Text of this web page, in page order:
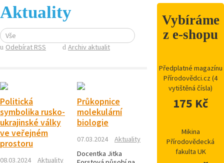
Aktuality
Vše
Odebírat RSS
Archiv aktualit
Politická
symbolika rusko-
ukrajinské války
ve veřejném
prostoru
08.03.2024
Aktuality
Průkopnice
molekulární
biologie
07.03.2024
Aktuality
Docentka Jitka
Vybíráme
z e-shopu
Předplatné magazínu
Přírodovědci.cz (4
vytištěná čísla)
175 Kč
Mikina
Přírodovědecká
fakulta UK